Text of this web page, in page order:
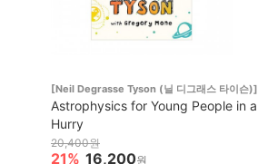
[Neil Degrasse Tyson (닐 디그래스 타이슨)]
Astrophysics for Young People in a
Hurry
20,400원
21% 16,200원